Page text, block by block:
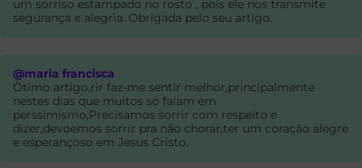
um sorriso estampado no rosto , pois ele nos transmite
segurança e alegria. Obrigada pelo seu artigo.
@maria francisca
Òtimo artigo,rir faz-me sentir melhor,principalmente
nestes dias que muitos só falam em
perssimismo,Precisamos sorrir com respeito e
dizer,devoemos sorrir pra não chorar,ter um coração alegre
e esperançoso em Jesus Cristo.